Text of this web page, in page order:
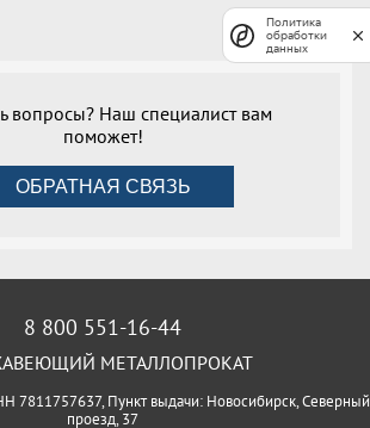
вопросы? Наш специалист вам
поможет!
ОБРАТНАЯ СВЯЗЬ
8 800 551-16-44
МЕТАЛЛОПРОКАТ
7811757637, Пункт выдачи: Новосибирск, Северный
проезд, 37
Политика
обработки
данных